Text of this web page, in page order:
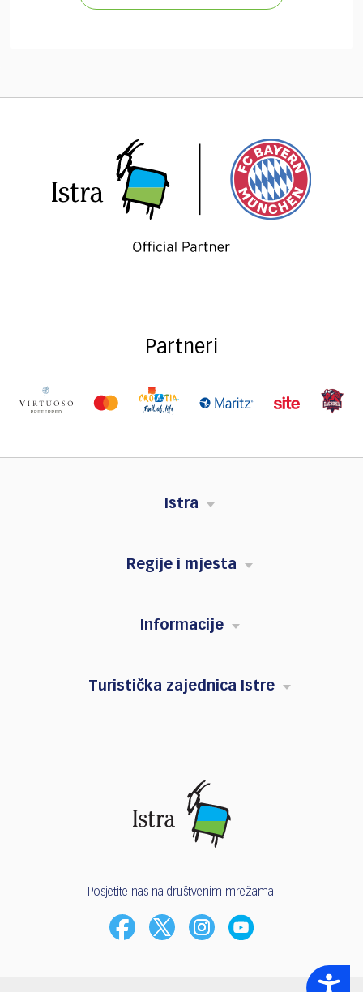
Accessibility
Partneri
Istra
Regije i mjesta
Informacije
Turistička zajednica Istre
Posjetite nas na društvenim mrežama: